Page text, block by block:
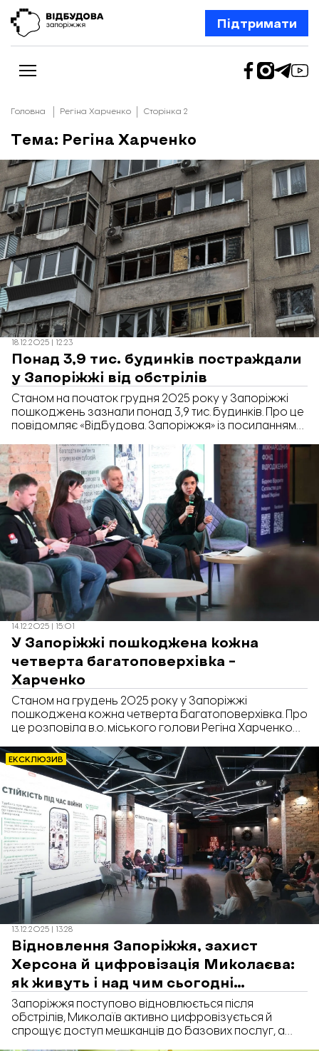
Підтримати
Новини
Відбудова Запоріжжя
Ексклюзив
Бізнес
Шлях додому
Відбудова. Життя
Колонки
Про нас
Редакційна політика
Головна Регіна Харченко Сторінка 2
Тема: Регіна Харченко
18.12.2025 | 12:23
Понад 3,9 тис. будинків постраждали
у Запоріжжі від обстрілів
Станом на початок грудня 2025 року у Запоріжжі
пошкоджень зазнали понад 3,9 тис. будинків. Про це
повідомляє «Відбудова. Запоріжжя» із посиланням
14.12.2025 | 15:01
У Запоріжжі пошкоджена кожна
четверта багатоповерхівка –
Харченко
Станом на грудень 2025 року у Запоріжжі
пошкоджена кожна четверта багатоповерхівка. Про
це розповіла в.о. міського голови Регіна Харченко
відновлення громад, повідомляє «Відбудова.
Запоріжжя».
ЕКСКЛЮЗИВ
13.12.2025 | 13:28
Відновлення Запоріжжя, захист
Херсона й цифровізація Миколаєва:
як живуть і над чим сьогодні
працюють прифронтові міста
Запоріжжя поступово відновлюється після
обстрілів, Миколаїв активно цифровізується й
спрощує доступ мешканців до базових послуг, а